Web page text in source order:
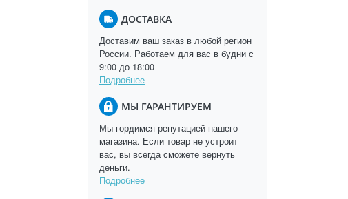
ДОСТАВКА
Доставим ваш заказ в любой регион
России. Работаем для вас в будни с
9:00 до 18:00
Подробнее
МЫ ГАРАНТИРУЕМ
Мы гордимся репутацией нашего
магазина. Если товар не устроит
вас, вы всегда сможете вернуть
деньги.
Подробнее